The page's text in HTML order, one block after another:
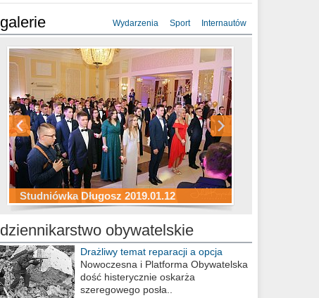
galerie Wydarzenia Sport Internautów
Studniówka Długosz 2019.01.12
ZS Budowlanych 2019.01.12
Studniówka LZK 2019.01.11
Studniówka Kopernik 2019.01.11
Studniówka LMK 2019.01.05
Studniówka ZS Ekonomicznych
2019.01.05
dziennikarstwo obywatelskie
Drażliwy temat reparacji a opcja
berlińska
Nowoczesna i Platforma Obywatelska
dość histerycznie oskarża
szeregowego posła..